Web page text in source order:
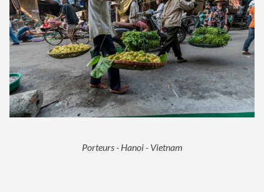
Porteurs - Hanoi - Vietnam